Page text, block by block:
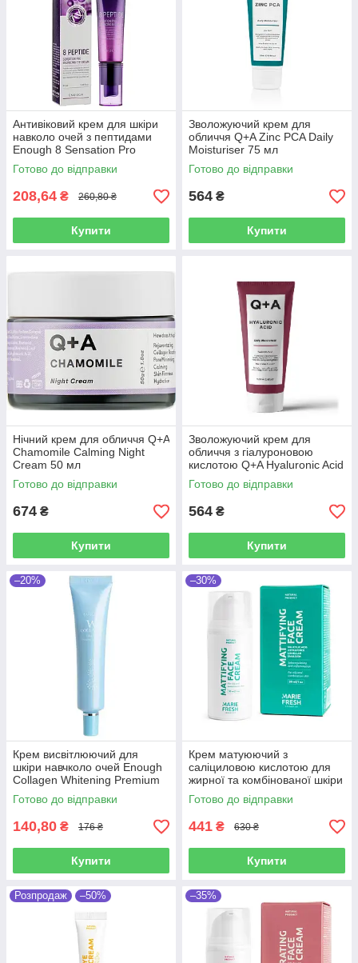
Антивіковий крем для шкіри
навколо очей з пептидами
Enough 8 Sensation Pro
Balancing Eye Cream 30 мл
Готово до відправки
208,64 ₴ 260,80 ₴
Купити
Зволожуючий крем для
обличчя Q+A Zinc PCA Daily
Moisturiser 75 мл
Готово до відправки
564 ₴
Купити
Нічний крем для обличчя Q+A
Chamomile Calming Night
Cream 50 мл
Готово до відправки
674 ₴
Купити
Зволожуючий крем для
обличчя з гіалуроновою
кислотою Q+A Hyaluronic Acid
Dailу Moisturiser 75 мл
Готово до відправки
564 ₴
Купити
–20%
Крем висвітлюючий для
шкіри навчколо очей Enough
Collagen Whitening Premium
Eye Cream 30 мл
Готово до відправки
140,80 ₴ 176 ₴
Купити
–30%
Крем матуюючий з
саліциловою кислотою для
жирної та комбінованої шкіри
Marie Fresh Face Cream 30
мл
Готово до відправки
441 ₴ 630 ₴
Купити
Розпродаж –50% –35%